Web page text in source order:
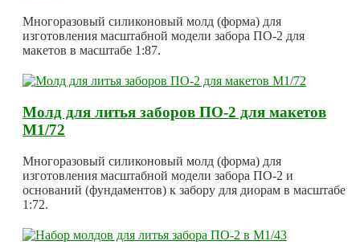
Многоразовый силиконовый молд (форма) для
изготовления масштабной модели забора ПО-2 для
макетов в масштабе 1:87.
Молд для литья заборов ПО-2 для макетов
М1/72
Многоразовый силиконовый молд (форма) для
изготовления масштабной модели забора ПО-2 и
оснований (фундаментов) к забору для диорам в масштабе
1:72.